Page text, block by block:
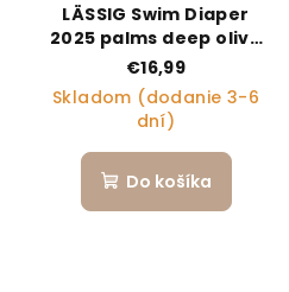
LÄSSIG Swim Diaper
2025 palms deep olive
07-12 mo.
€16,99
Skladom (dodanie 3-6
dní)
Do košíka